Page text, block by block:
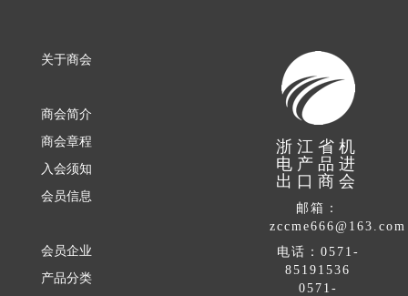
关于商会
商会简介
商会章程
入会须知
会员信息
会员企业
产品分类
浙江省机
电产品进
出口商会
邮箱：
zccme666@163.com
电话：0571-
85191536
0571-